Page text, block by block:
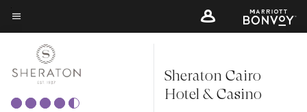
Skip
to
content
Texto del menú
Sheraton Cairo
Hotel & Casino